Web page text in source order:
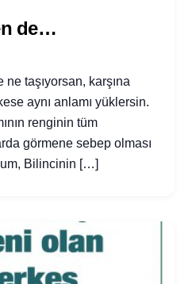
de…
taşıyorsan, karşına
aynı anlamı yüklersin.
renginin tüm
görmene sebep olması
Bilincinin […]